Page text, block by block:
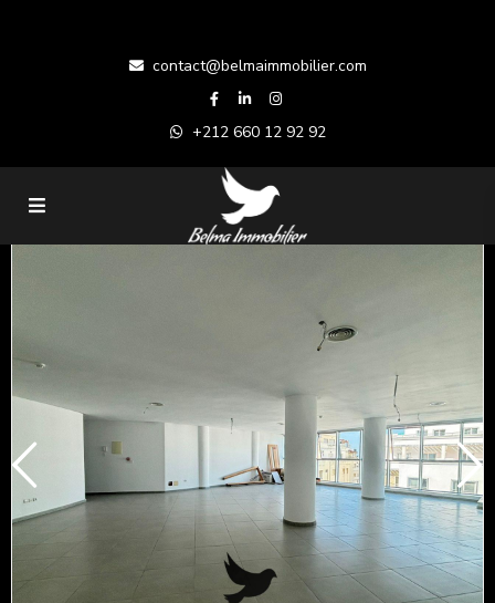
contact@belmaimmobilier.com
+212 660 12 92 92